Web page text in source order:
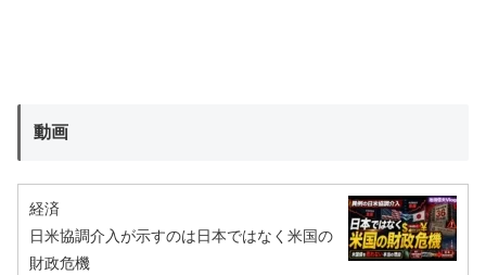
動画
経済
日米協調介入が示すのは日本ではなく米国の
財政危機